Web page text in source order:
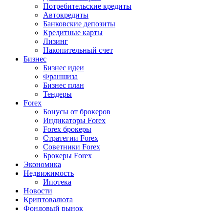
Потребительские кредиты
Автокредиты
Банковские депозиты
Кредитные карты
Лизинг
Накопительный счет
Бизнес
Бизнес идеи
Франшиза
Бизнес план
Тендеры
Forex
Бонусы от брокеров
Индикаторы Forex
Forex брокеры
Стратегии Forex
Советники Forex
Брокеры Forex
Экономика
Недвижимость
Ипотека
Новости
Криптовалюта
Фондовый рынок